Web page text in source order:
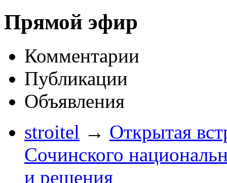
Прямой эфир
Комментарии
Публикации
Объявления
stroitel → Открытая
Сочинского
и решения